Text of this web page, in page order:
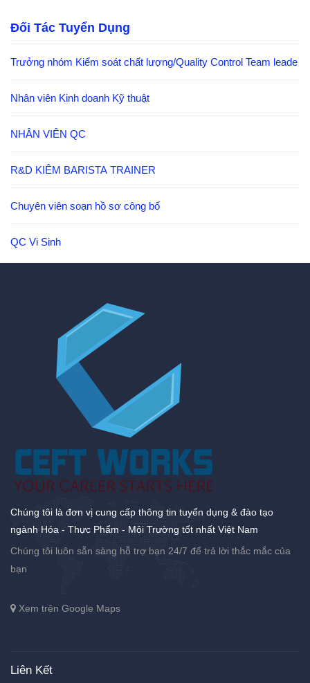
Đối Tác Tuyển Dụng
Trưởng nhóm Kiểm soát chất lượng/Quality Control Team leade
Nhân viên Kinh doanh Kỹ thuật
NHÂN VIÊN QC
R&D KIÊM BARISTA TRAINER
Chuyên viên soạn hồ sơ công bố
QC Vi Sinh
Chúng tôi là đơn vị cung cấp thông tin tuyển dụng & đào tạo
ngành Hóa - Thực Phẩm - Môi Trường tốt nhất Việt Nam
Chúng tôi luôn sẵn sàng hỗ trợ bạn 24/7 để trả lời thắc mắc của
bạn
Xem trên Google Maps
Liên Kết